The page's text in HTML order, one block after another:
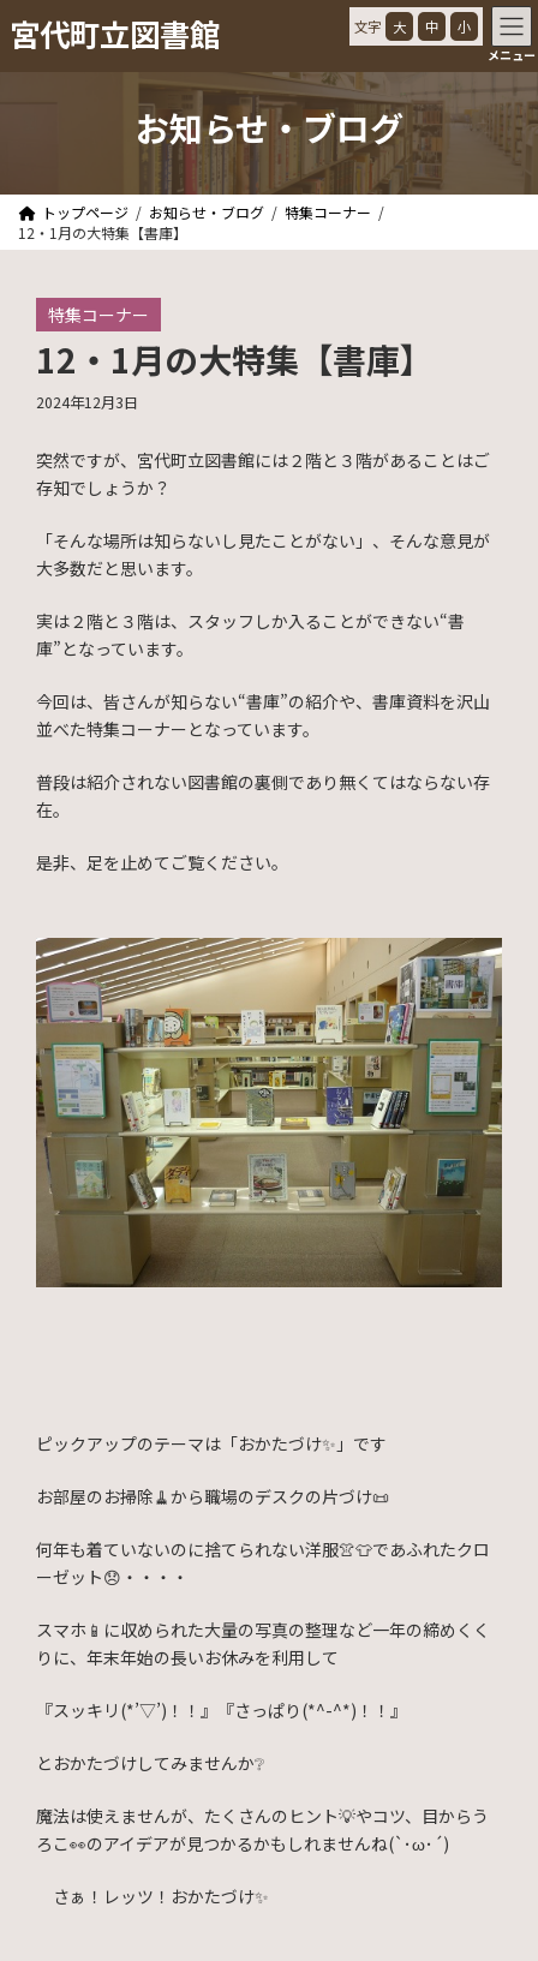
ン
ビ宮代町立図書館 文字 大 中 小
メニュー
お知らせ・ブログ
トップページ お知らせ・ブログ
特集コーナー
12・1月の大特集【書庫】
特集コーナー
12・1月の大特集【書庫】
2024年12月3日
突然ですが、宮代町立図書館には２階と３階があることはご
存知でしょうか？
「そんな場所は知らないし見たことがない」、そんな意見が
大多数だと思います。
実は２階と３階は、スタッフしか入ることができない“書
庫”となっています。
今回は、皆さんが知らない“書庫”の紹介や、書庫資料を沢山
並べた特集コーナーとなっています。
普段は紹介されない図書館の裏側であり無くてはならない存
在。
是非、足を止めてご覧ください。
ピックアップのテーマは「おかたづけ✨」です
お部屋のお掃除🧹から職場のデスクの片づけ📜
何年も着ていないのに捨てられない洋服👚👕であふれたクロ
ーゼット😞・・・・
スマホ📱に収められた大量の写真の整理など一年の締めくく
りに、年末年始の長いお休みを利用して
『スッキリ(*’▽’)！！』『さっぱり(*^-^*)！！』
とおかたづけしてみませんか❔
魔法は使えませんが、たくさんのヒント💡やコツ、目からう
ろこ👀のアイデアが見つかるかもしれませんね(`･ω･´)
さぁ！レッツ！おかたづけ✨